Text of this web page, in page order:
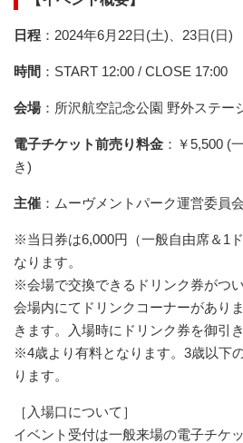
日程 ：2024年6月22日(土)、23日(日)
時間 ：START 12:00 / CLOSE 17:00
会場：所沢航空記念公園 野外ステー
電子チケット前売り料金 ：￥5,500 (
き)
主催 ：​​​​​​​​​​​​​​​​​​ムーヴメントパーク運営委員会
​※当日券は6,000円（一般自由席＆1
なります。
※会場で交換できるドリンク券がつ
会場内にてドリンクコーナーがあり
きます。入場時にドリンク券を御引
※4歳より有料となります。3歳以下
ります。
​［入場口について］
イベント受付は一般来場の電子チケ